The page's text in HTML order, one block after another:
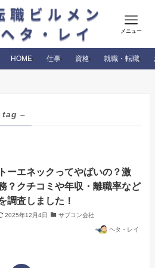
メニュー
HOME 仕事 資格 就職・転職
tag –
トーエネックってやばいの？激
？クチコミや年収・離職率など
調査しました！
2025年12月4日 サブコン会社
ヘタ・レイ